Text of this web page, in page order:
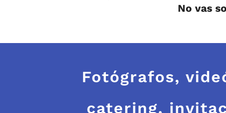
No vas
Fotógrafos,
catering,